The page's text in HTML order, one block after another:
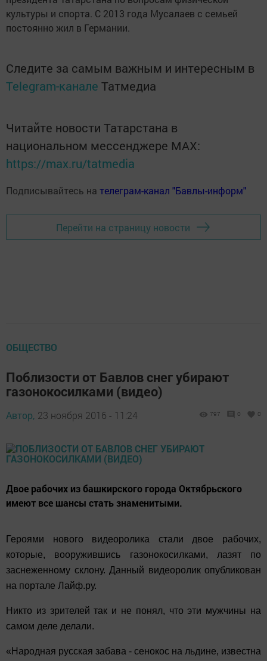
культуры и спорта. С 2013 года Мусалаев с семьей
постоянно жил в Германии.
Следите за самым важным и интересным в
Telegram-канале Татмедиа
Читайте новости Татарстана в
национальном мессенджере MАХ:
https://max.ru/tatmedia
Подписывайтесь на телеграм-канал "Бавлы-информ"
Перейти на страницу новости
ОБЩЕСТВО
Поблизости от Бавлов снег убирают
газонокосилками (видео)
Автор, 23 ноября 2016 - 11:24 797 0 0
Двое рабочих из башкирского города Октябрьского
имеют все шансы стать знаменитыми.
Героями нового видеоролика стали двое рабочих,
которые, вооружившись газонокосилками, лазят по
заснеженному склону. Данный видеоролик опубликован
на портале Лайф.ру.
Никто из зрителей так и не понял, что эти мужчины на
самом деле делали.
«Народная русская забава - сенокос на льдине, известна